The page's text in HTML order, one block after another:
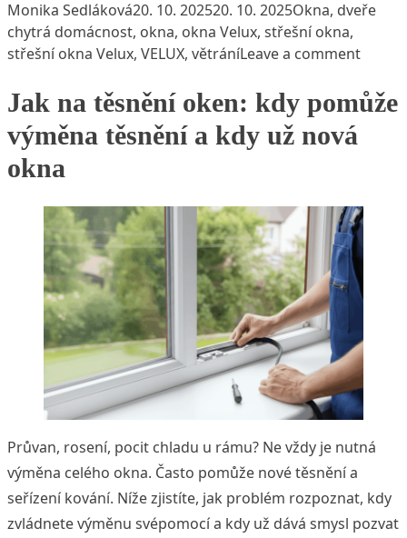
Posted by
Monika Sedláková20. 10. 202520. 10. 2025Posted in
Okna, dveře
chytrá domácnost, okna, okna Velux, střešní okna,
střešní okna Velux, VELUX, větráníLeave a commenton
Jak na těsnění oken: kdy pomůže
výměna těsnění a kdy už nová
okna
Průvan, rosení, pocit chladu u rámu? Ne vždy je nutná
výměna celého okna. Často pomůže nové těsnění a
seřízení kování. Níže zjistíte, jak problém rozpoznat, kdy
zvládnete výměnu svépomocí a kdy už dává smysl pozvat